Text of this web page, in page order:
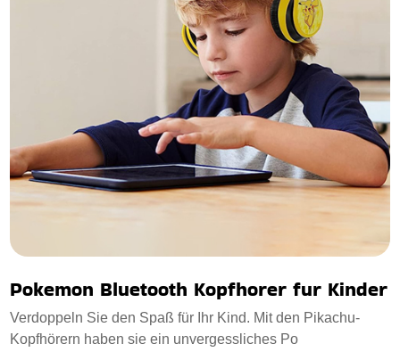
Pokemon Bluetooth Kopfhorer fur Kinder
Verdoppeln Sie den Spaß für Ihr Kind. Mit den Pikachu-
Kopfhörern haben sie ein unvergessliches Po